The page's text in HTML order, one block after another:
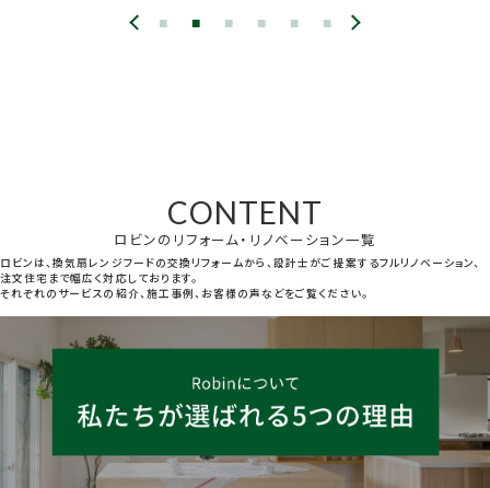
CONTENT
ロビンのリフォーム・リノベーション一覧
ロビンは、換気扇レンジフードの交換リフォームから、設計士がご提案するフルリノベーション、
注文住宅まで幅広く対応しております。
それぞれのサービスの紹介、施工事例、お客様の声などをご覧ください。